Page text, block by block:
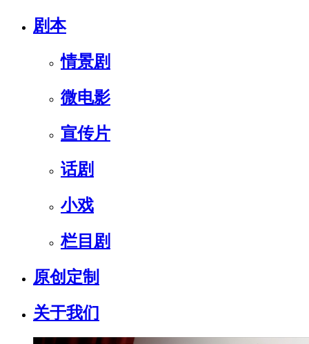
剧本
情景剧
微电影
宣传片
话剧
小戏
栏目剧
原创定制
关于我们